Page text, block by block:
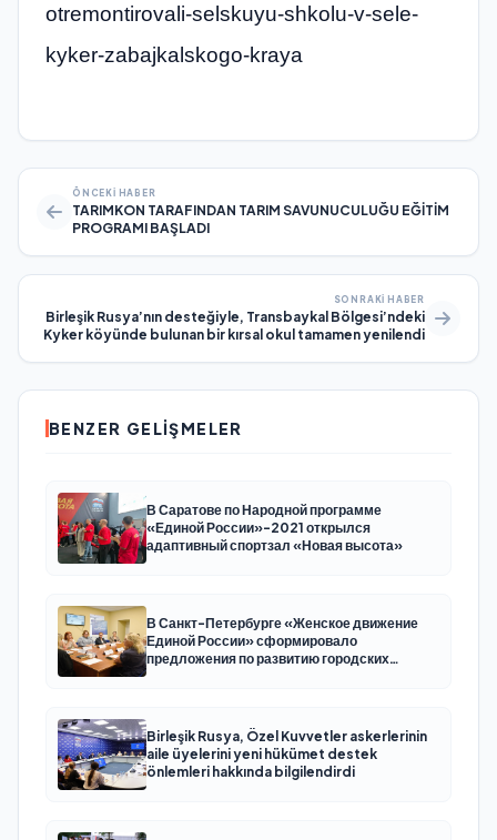
otremontirovali-selskuyu-shkolu-v-sele-
kyker-zabajkalskogo-kraya
ÖNCEKI HABER
TARIMKON TARAFINDAN TARIM SAVUNUCULUĞU EĞİTİM
PROGRAMI BAŞLADI
SONRAKI HABER
Birleşik Rusya’nın desteğiyle, Transbaykal Bölgesi’ndeki
Kyker köyünde bulunan bir kırsal okul tamamen yenilendi
BENZER GELIŞMELER
В Саратове по Народной программе
«Единой России»-2021 открылся
адаптивный спортзал «Новая высота»
В Санкт-Петербурге «Женское движение
Единой России» сформировало
предложения по развитию городских
Birleşik Rusya, Özel Kuvvetler askerlerinin
aile üyelerini yeni hükümet destek
önlemleri hakkında bilgilendirdi